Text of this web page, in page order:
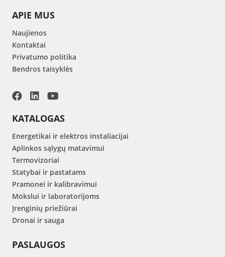
APIE MUS
Naujienos
Kontaktai
Privatumo politika
Bendros taisyklės
KATALOGAS
Energetikai ir elektros instaliacijai
Aplinkos sąlygų matavimui
Termovizoriai
Statybai ir pastatams
Pramonei ir kalibravimui
Mokslui ir laboratorijoms
Įrenginių priežiūrai
Dronai ir sauga
PASLAUGOS